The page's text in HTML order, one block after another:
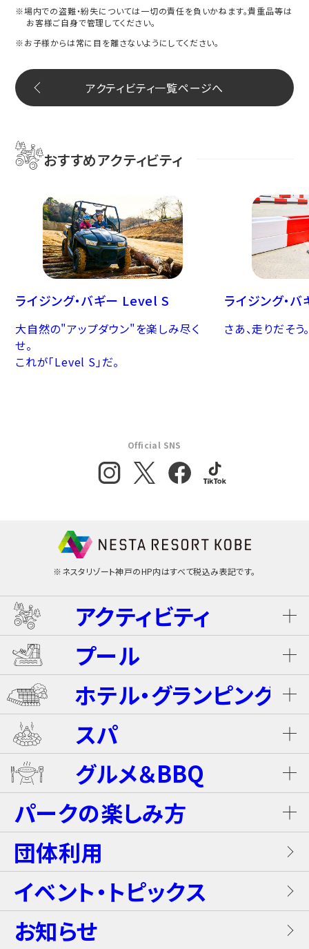
※場内での盗難・紛失については一切の責任を負いかねます。貴重品等は
お客様ご自身で管理してください。
※お子様からは常に目を離さないようにしてください。
アクティビティ一覧ページへ
おすすめアクティビティ
ライジング・バギー Level S
大自然の"アップダウン"を楽しみ尽く
せ。
これが「Level S」だ。
ライジング・バ
さあ、走りだそう
※ネスタリゾート神戸のHP内はすべて税込み表記です。
アクティビティ
ネスタ･バギーツアー（別途有料）
ライジング・バギー Level S
ライジング・バギー
キャンディー・カート＜1Dayパス不要＞
ブラスター・バトルフィールド
ワイルド・カヌー
プール
ウォータースライダー
プール
屋内キッズプール
レンタル席
フード
ホテル・グランピング
ホテル ザ・ネスタ＆スパ
グランピングキャビン
プレミアテラス
メゾネットスイートヴィラ
スパ
温泉
岩盤浴（着衣サウナ）
お食事
施設案内
グルメ＆BBQ
ホテルブッフェ(朝食・夕食)
ALL DAY DINING GRANDISH
GLAMP BBQ
パークの楽しみ方
【団体向け！】労働組合ファミリー交流イベ
ントプラン
アクティブ・プラン
団体利用
イベント・トピックス
お知らせ
Official SNS